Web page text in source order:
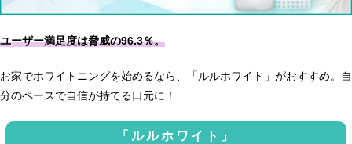
ユーザー満足度は脅威の96.3％。
お家でホワイトニングを始めるなら、「ルルホワイト」がおすすめ。自
分のペースで自信が持てる口元に！
「ルルホワイト」